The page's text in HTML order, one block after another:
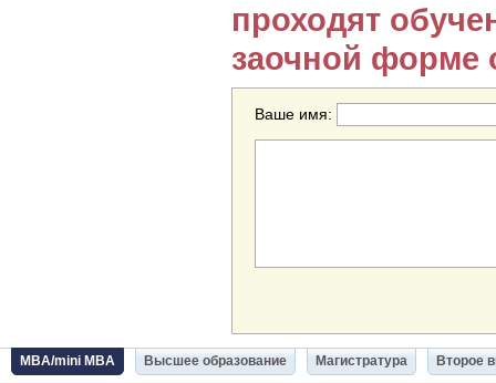
проходят
заочной форме
Ваше имя:
MBA/mini MBA Высшее образование Магистратура Второе